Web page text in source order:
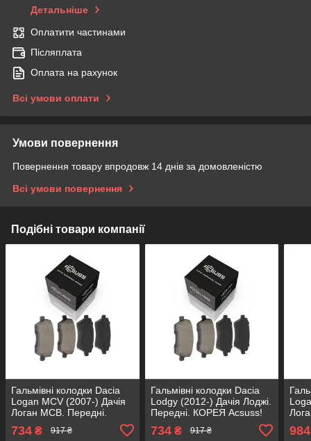
Детальніше
Оплатити частинами
Післяплата
Оплата на рахунок
Всі умови оплати
Умови повернення
Повернення товару впродовж 14 днів за домовленістю
Всі умови повернення
Подібні товари компанії
Гальмівні колодки Dacia
Logan MCV (2007-) Дачія
Логан МСВ. Передні.
КОРЕЯ Acsuss! GDB3332 ,
FDB1617
734 ₴ 917 ₴
Гальмівні колодки Dacia
Lodgy (2012-) Дачія Лоджі.
Передні. КОРЕЯ Acsuss!
734₴ 917 ₴ 984